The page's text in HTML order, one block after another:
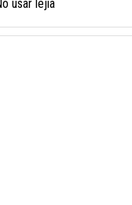
usar lejía